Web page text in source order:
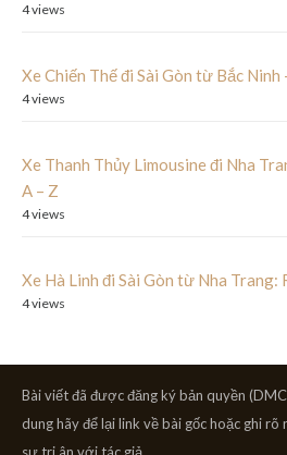
4 views
Xe Chiến Thế đi Sài Gòn từ Bắc
4 views
Xe Thanh Thủy Limousine đi Nha
A – Z
4 views
Xe Hà Linh đi Sài Gòn từ Nha Trang:
4 views
Bài viết đã được đăng ký bản quyền
dung hãy để lại link về bài gốc hoặc ghi